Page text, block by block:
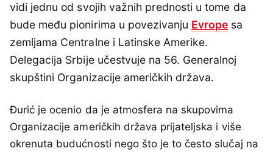
vidi jednu od svojih važnih prednosti u tome da
bude među pionirima u povezivanju Evrope sa
zemljama Centralne i Latinske Amerike.
Delegacija Srbije učestvuje na 56. Generalnoj
skupštini Organizacije američkih država.
Đurić je ocenio da je atmosfera na skupovima
Organizacije američkih država prijateljska i više
okrenuta budućnosti nego što je to često slučaj na